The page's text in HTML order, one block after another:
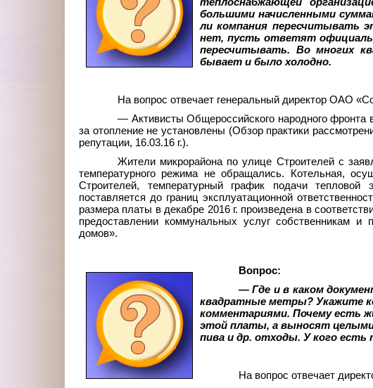
большими начисленными
ли компания пересчитывать
нет, пусть ответят
пересчитывать. Во многих
бывает и было холодно.
На вопрос отвечает генеральный директор ОАО
— Активисты Общероссийского народного
за отопление не установлены (Обзор практики
репутации, 16.03.16 г.).
Жители микрорайона по улице Строителей с
температурного режима не обращались. Котельная,
Строителей, температурный график подачи тепловой
поставляется до границ эксплуатационной
размера платы в декабре 2016 г. произведена в
предоставлении коммунальных услуг собственникам
домов».
Вопрос:
— Где и в каком
квадратные метры? Укажите
комментариями. Почему есть
этой платы, а выносят целыми
пива и др. отходы. У кого есть
На вопрос отвечает